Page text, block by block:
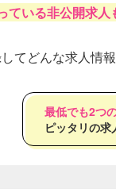
ている非公開求
てどんな求人情
最低でも2つ
ピッタリの求